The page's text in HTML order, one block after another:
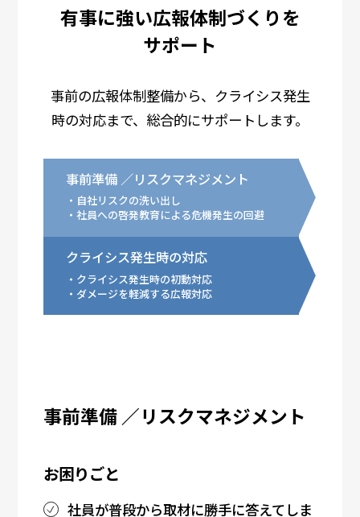
有事に強い広報体制づくりを
サポート
事前の広報体制整備から、クライシス発生
時の対応まで、総合的にサポートします。
事前準備 ／リスクマネジメント
自社リスクの洗い出し
社員への啓発教育による危機発生の回避
クライシス発生時の対応
クライシス発生時の初動対応
ダメージを軽減する広報対応
事前準備 ／リスクマネジメント
お困りごと
社員が普段から取材に勝手に答えてしま